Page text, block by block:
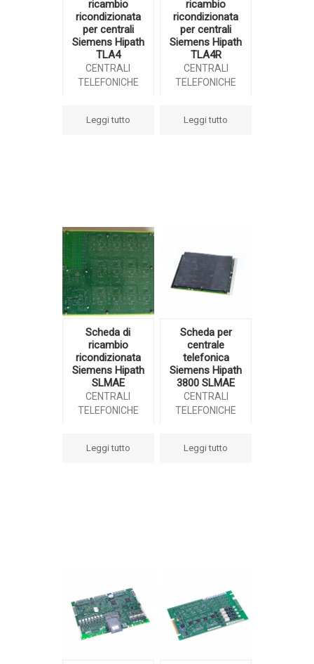
ricambio
ricondizionata
per centrali
Siemens Hipath
TLA4
CENTRALI
TELEFONICHE
Leggi tutto
ricambio
ricondizionata
per centrali
Siemens Hipath
TLA4R
CENTRALI
TELEFONICHE
Leggi tutto
Scheda di
ricambio
ricondizionata
Siemens Hipath
SLMAE
CENTRALI
TELEFONICHE
Leggi tutto
Scheda per
centrale
telefonica
Siemens Hipath
3800 SLMAE
CENTRALI
TELEFONICHE
Leggi tutto